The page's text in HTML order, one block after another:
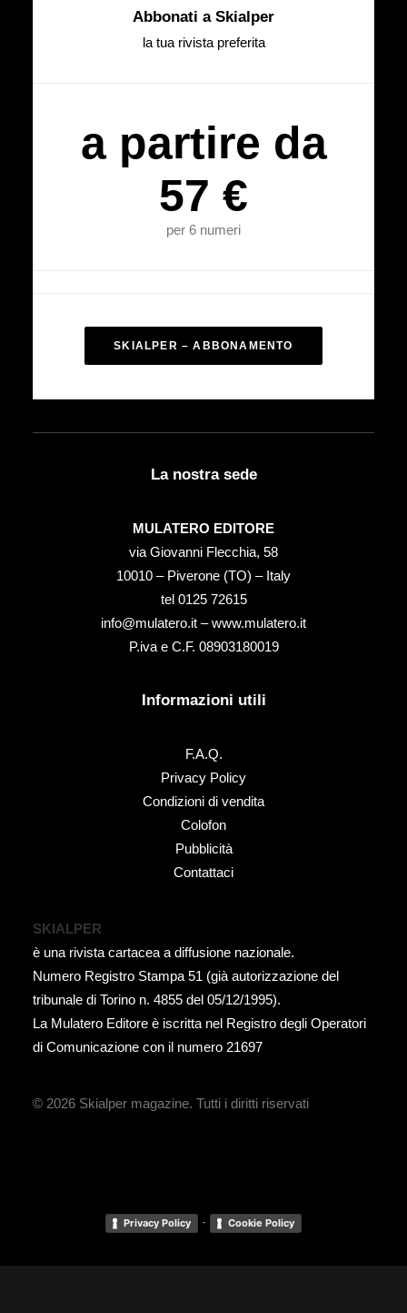
Abbonati a Skialper
la tua rivista preferita
a partire da
57 €
per 6 numeri
SKIALPER – ABBONAMENTO
La nostra sede
MULATERO EDITORE
via Giovanni Flecchia, 58
10010 – Piverone (TO) – Italy
tel ‭0125 72615‬
info@mulatero.it –www.mulatero.it
P.iva e C.F. 08903180019
Informazioni utili
F.A.Q.
Privacy Policy
Condizioni di vendita
Colofon
Pubblicità
Contattaci
SKIALPER
è una rivista cartacea a diffusione nazionale.
Numero Registro Stampa 51 (già autorizzazione del
tribunale di Torino n. 4855 del 05/12/1995).
La Mulatero Editore è iscritta nel Registro degli Operatori
di Comunicazione con il numero 21697
© 2026 Skialper magazine. Tutti i diritti riservati
Privacy Policy - Cookie Policy